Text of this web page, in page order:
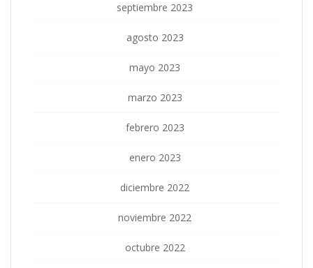
septiembre 2023
agosto 2023
mayo 2023
marzo 2023
febrero 2023
enero 2023
diciembre 2022
noviembre 2022
octubre 2022